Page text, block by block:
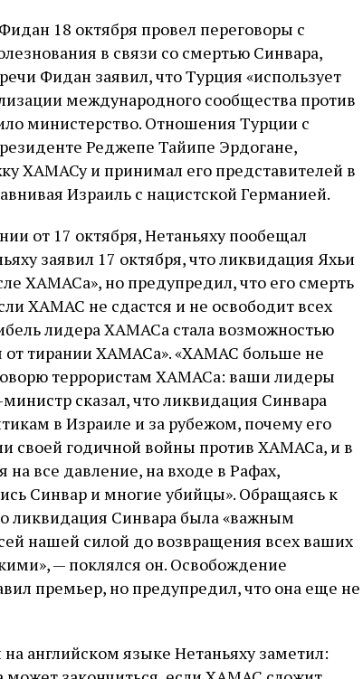
18 октября провел переговоры с
в связи со смертью Синвара,
Фидан заявил, что Турция «использует
международного сообщества против
министерство. Отношения Турции с
Реджепе Тайипе Эрдогане,
ХАМАСу и принимал его представителей в
Израиль с нацистской Германией.
от 17 октября, Нетаньяху пообещал
заявил 17 октября, что ликвидация Яхьи
ХАМАСа», но предупредил, что его смерть
ХАМАС не сдастся и не освободит всех
лидера ХАМАСа стала возможностью
от тирании ХАМАСа». «ХАМАС больше не
террористам ХАМАСа: ваши лидеры
сказал, что ликвидация Синвара
в Израиле и за рубежом, почему его
своей годичной войны против ХАМАСа, и в
все давление, на входе в Рафах,
Синвар и многие убийцы». Обращаясь к
ликвидация Синвара была «важным
нашей силой до возвращения всех ваших
— поклялся он. Освобождение
премьер, но предупредил, что она еще не
английском языке Нетаньяху заметил: